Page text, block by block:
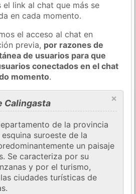
link al chat que más se
en cada momento.
el acceso al chat en
previa, por razones de
de usuarios para que
conectados en el chat
momento.
×
Calingasta
de la provincia
suroeste de la
un paisaje
Se caracteriza por su
y por el turismo,
ciudades turísticas de